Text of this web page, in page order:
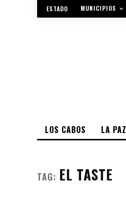
ESTADO MUNICIPIOS
LOS CABOS LA PAZ
TAG: EL TASTE